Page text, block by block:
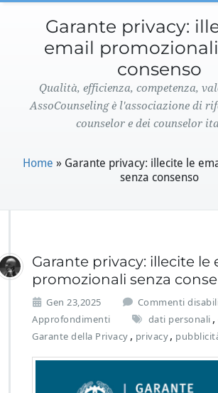
Garante privacy:
email
consenso
Qualità, efficienza, competenza,
AssoCounseling è l'associazione di
counselor e dei counselor
Home » Garante privacy: illecite le
senza consenso
Garante privacy: illecite le
promozionali senza
Gen 23,2025 Commenti
Approfondimenti dati personali ,
Garante della Privacy , privacy,